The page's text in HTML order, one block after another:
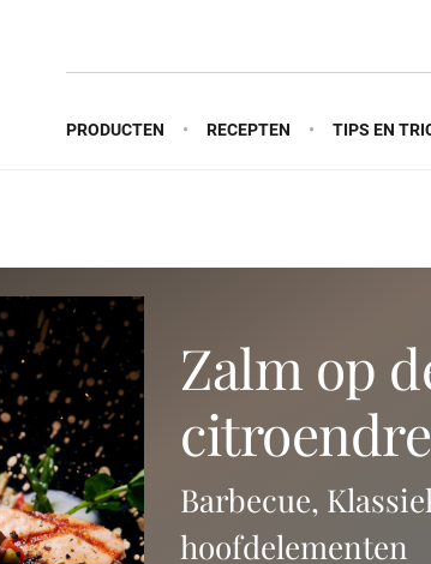
PRODUCTEN RECEPTEN TIPS EN
zalm op de bbq met
Barbecue,
hoofdelementen